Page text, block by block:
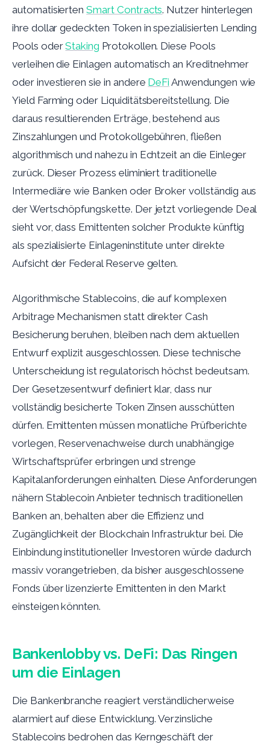
automatisiertenSmart Contracts. Nutzer hinterlegen
ihre dollar gedeckten Token in spezialisierten Lending
Pools oderStaking Protokollen. Diese Pools
verleihen die Einlagen automatisch an Kreditnehmer
oder investieren sie in andere DeFi Anwendungen wie
Yield Farming oder Liquiditätsbereitstellung. Die
daraus resultierenden Erträge, bestehend aus
Zinszahlungen und Protokollgebühren, fließen
algorithmisch und nahezu in Echtzeit an die Einleger
zurück. Dieser Prozess eliminiert traditionelle
Intermediäre wie Banken oder Broker vollständig aus
der Wertschöpfungskette. Der jetzt vorliegende Deal
sieht vor, dass Emittenten solcher Produkte künftig
als spezialisierte Einlageninstitute unter direkte
Aufsicht der Federal Reserve gelten.
Algorithmische Stablecoins, die auf komplexen
Arbitrage Mechanismen statt direkter Cash
Besicherung beruhen, bleiben nach dem aktuellen
Entwurf explizit ausgeschlossen. Diese technische
Unterscheidung ist regulatorisch höchst bedeutsam.
Der Gesetzesentwurf definiert klar, dass nur
vollständig besicherte Token Zinsen ausschütten
dürfen. Emittenten müssen monatliche Prüfberichte
vorlegen, Reservenachweise durch unabhängige
Wirtschaftsprüfer erbringen und strenge
Kapitalanforderungen einhalten. Diese Anforderungen
nähern Stablecoin Anbieter technisch traditionellen
Banken an, behalten aber die Effizienz und
Zugänglichkeit der Blockchain Infrastruktur bei. Die
Einbindung institutioneller Investoren würde dadurch
massiv vorangetrieben, da bisher ausgeschlossene
Fonds über lizenzierte Emittenten in den Markt
einsteigen könnten.
Bankenlobby vs. DeFi: Das Ringen
um die Einlagen
Die Bankenbranche reagiert verständlicherweise
alarmiert auf diese Entwicklung. Verzinsliche
Stablecoins bedrohen das Kerngeschäft der